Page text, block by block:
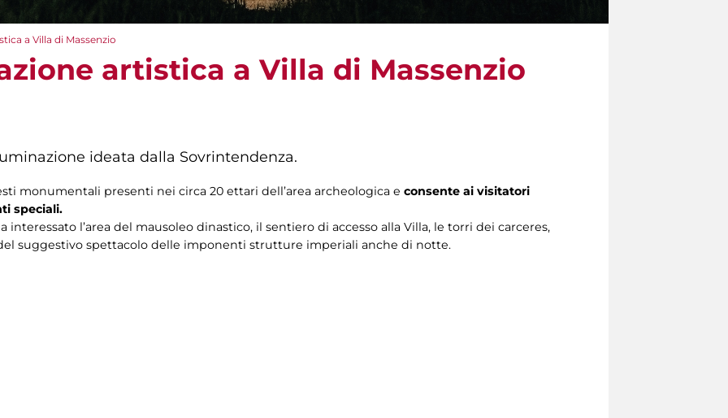
a Villa di Massenzio
artistica a Villa di Massenzio
ideata dalla Sovrintendenza.
monumentali presenti nei circa 20 ettari dell’area archeologica e consente ai visitatori
speciali.
l’area del mausoleo dinastico, il sentiero di accesso alla Villa, le torri dei carceres,
suggestivo spettacolo delle imponenti strutture imperiali anche di notte.